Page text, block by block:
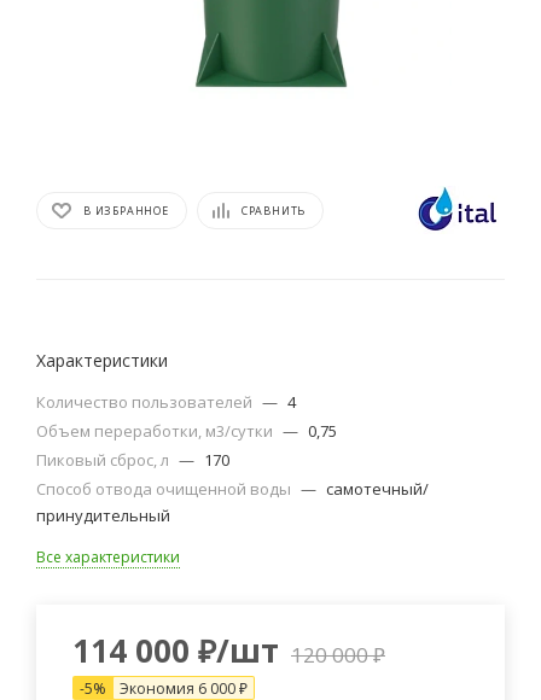
В ИЗБРАННОЕ СРАВНИТЬ
Характеристики
Количество пользователей — 4
Объем переработки, м3/сутки — 0,75
Пиковый сброс, л — 170
Способ отвода очищенной воды — самотечный/
принудительный
Все характеристики
114 000 ₽/шт 120 000₽
-5% Экономия 6 000₽